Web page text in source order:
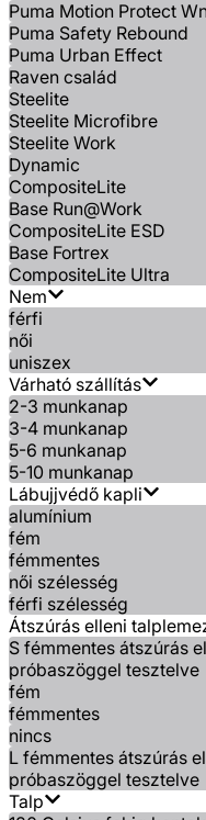
Puma Motion Protect
Puma Safety Rebound
Puma Urban Effect
Raven család
Steelite
Steelite Microfibre
Steelite Work
Dynamic
CompositeLite
Base Run@Work
CompositeLite ESD
Base Fortrex
CompositeLite Ultra
Nem
férfi
női
uniszex
Várható szállítás
2-3 munkanap
3-4 munkanap
5-6 munkanap
5-10 munkanap
Lábujjvédő kapli
alumínium
fém
fémmentes
női szélesség
férfi szélesség
Átszúrás elleni
S fémmentes átszúrás
próbaszöggel tesztelve
fém
fémmentes
nincs
L fémmentes átszúrás
próbaszöggel tesztelve
Talp